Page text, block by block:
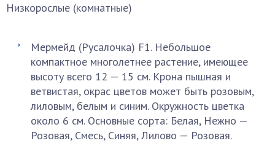
Низкорослые (комнатные)
Мермейд (Русалочка) F1. Небольшое
компактное многолетнее растение, имеющее
высоту всего 12 — 15 см. Крона пышная и
ветвистая, окрас цветов может быть розовым,
лиловым, белым и синим. Окружность цветка
около 6 см. Основные сорта: Белая, Нежно —
Розовая, Смесь, Синяя, Лилово — Розовая.